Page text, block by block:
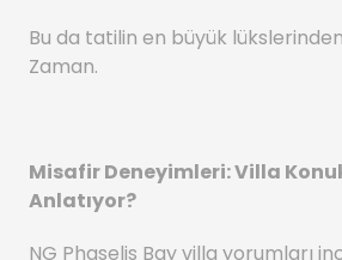
Bu da tatilin en büyük
Zaman.
Misafir Deneyimleri: Villa
Anlatıyor?
NG Phaselis Bay villa yorumları